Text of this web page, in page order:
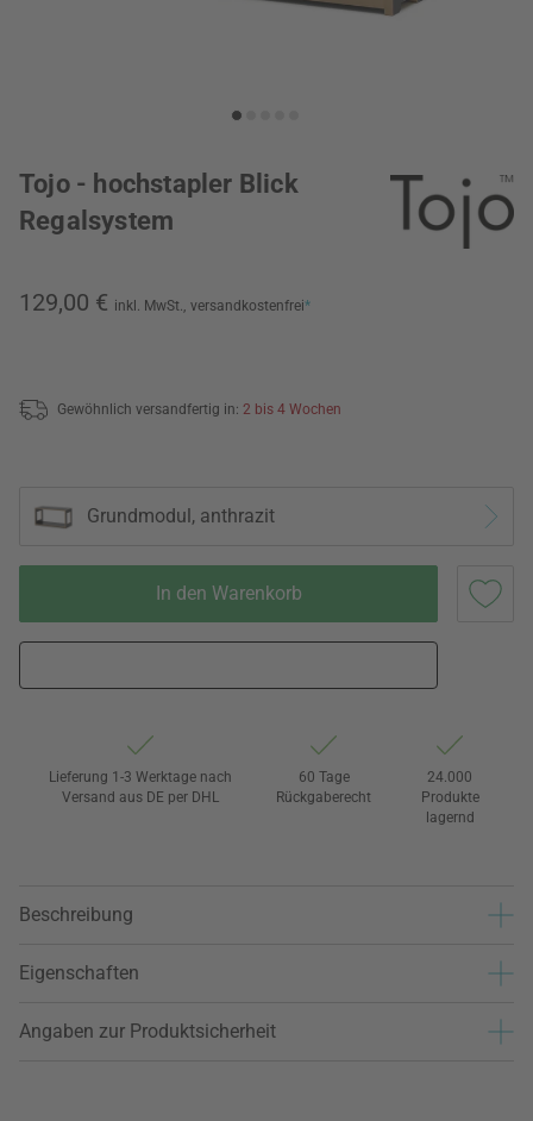
Tojo - hochstapler Blick
Regalsystem
129,00 € inkl. MwSt., versandkostenfrei*
Gewöhnlich versandfertig in: 2 bis 4 Wochen
Grundmodul, anthrazit
In den Warenkorb
Lieferung 1-3 Werktage nach
Versand aus DE per DHL
60 Tage
Rückgaberecht
24.000
Produkte
lagernd
Beschreibung
Eigenschaften
Angaben zur Produktsicherheit